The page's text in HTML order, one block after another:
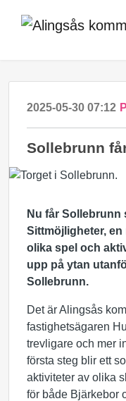
2025-05-30 07:12
Sollebrunn
Nu får Sollebrunn
Sittmöjligheter,
olika spel och
upp på ytan
Sollebrunn.
Det är Alingsås
fastighetsägaren
trevligare och mer
första steg blir ett
aktiviteter av olika
för både Bjärkebor